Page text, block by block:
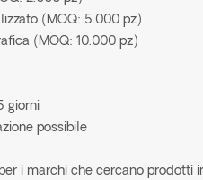
(MOQ: 5.000 pz)
(MOQ: 10.000 pz)
giorni
possibile
i marchi che cercano prodotti